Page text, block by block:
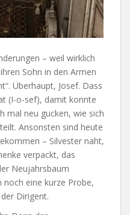
– weil wirklich
Sohn in den Armen
Überhaupt, Josef. Dass
(I-o-sef), damit konnte
mal neu gucken, wie sich
Ansonsten sind heute
– Silvester naht,
verpackt, das
Neujahrsbaum
noch eine kurze Probe,
Dirigent.